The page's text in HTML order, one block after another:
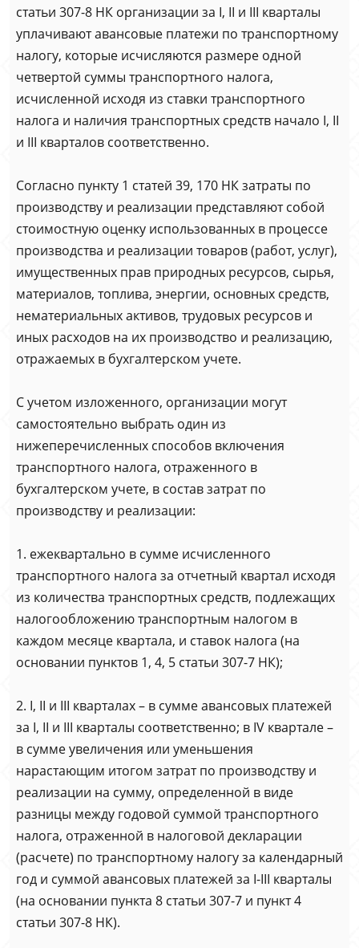
статьи 307-8 НК организации за I, II и III кварталы
уплачивают авансовые платежи по транспортному
налогу, которые исчисляются размере одной
четвертой суммы транспортного налога,
исчисленной исходя из ставки транспортного
налога и наличия транспортных средств начало I, II
и III кварталов соответственно.
Согласно пункту 1 статей 39, 170 НК затраты по
производству и реализации представляют собой
стоимостную оценку использованных в процессе
производства и реализации товаров (работ, услуг),
имущественных прав природных ресурсов, сырья,
материалов, топлива, энергии, основных средств,
нематериальных активов, трудовых ресурсов и
иных расходов на их производство и реализацию,
отражаемых в бухгалтерском учете.
С учетом изложенного, организации могут
самостоятельно выбрать один из
нижеперечисленных способов включения
транспортного налога, отраженного в
бухгалтерском учете, в состав затрат по
производству и реализации:
1. ежеквартально в сумме исчисленного
транспортного налога за отчетный квартал исходя
из количества транспортных средств, подлежащих
налогообложению транспортным налогом в
каждом месяце квартала, и ставок налога (на
основании пунктов 1, 4, 5 статьи 307-7 НК);
2. I, II и III кварталах – в сумме авансовых платежей
за I, II и III кварталы соответственно; в IV квартале –
в сумме увеличения или уменьшения
нарастающим итогом затрат по производству и
реализации на сумму, определенной в виде
разницы между годовой суммой транспортного
налога, отраженной в налоговой декларации
(расчете) по транспортному налогу за календарный
год и суммой авансовых платежей за I-III кварталы
(на основании пункта 8 статьи 307-7 и пункт 4
статьи 307-8 НК).